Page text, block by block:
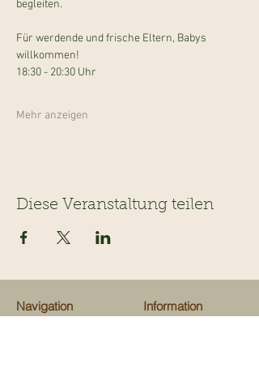
begleiten.
Für werdende und frische Eltern, Babys
willkommen!
18:30 - 20:30 Uhr
Mehr anzeigen
Diese Veranstaltung teilen
Navigation Information